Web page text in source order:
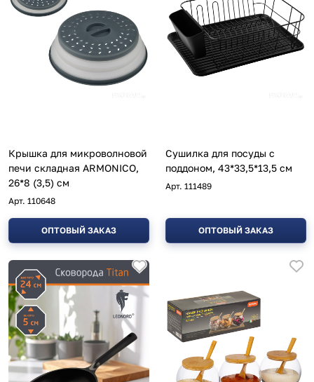
Крышка для микроволновой
печи складная ARMONICO,
26*8 (3,5) см
Арт. 110648
ОПТОВЫЙ ЗАКАЗ
Сушилка для посуды с
поддоном, 43*33,5*13,5 см
Арт. 111489
ОПТОВЫЙ ЗАКАЗ